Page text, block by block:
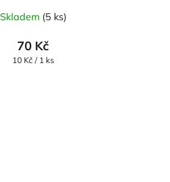
Skladem (5 ks)
70 Kč
Měrná
10 Kč / 1 ks